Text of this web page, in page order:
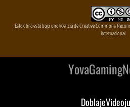
Esta obra está bajo una licencia de Creative Commons
Internacional